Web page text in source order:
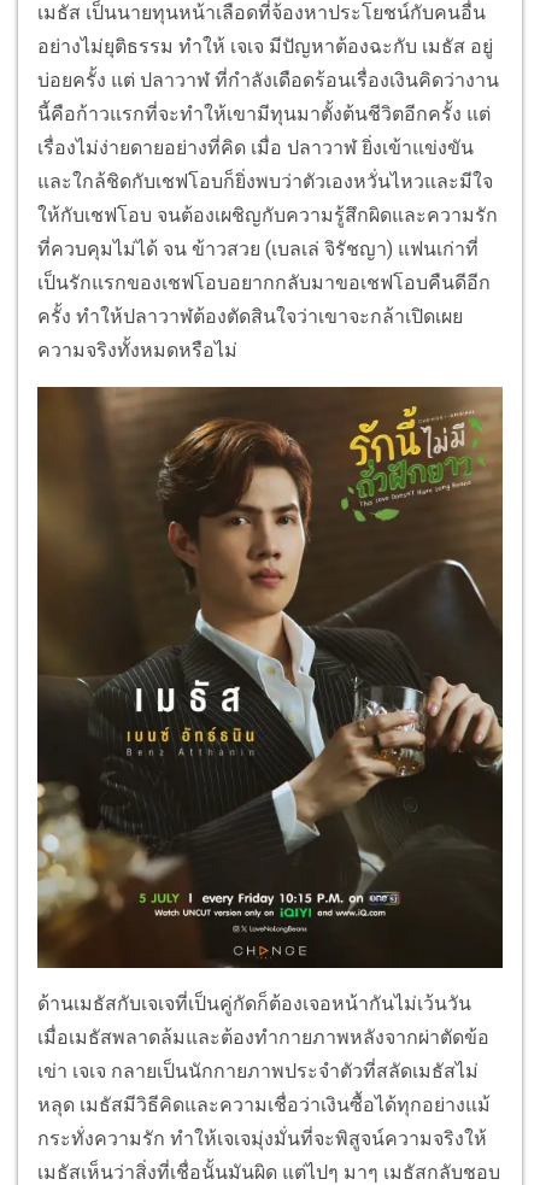
เมธัส เป็นนายทุนหน้าเลือดที่จ้องหาประโยชน์กับคนอื่น
อย่างไม่ยุติธรรม ทำให้ เจเจ มีปัญหาต้องฉะกับ เมธัส อยู่
บ่อยครั้ง แต่ ปลาวาฬ ที่กำลังเดือดร้อนเรื่องเงินคิดว่างาน
นี้คือก้าวแรกที่จะทำให้เขามีทุนมาตั้งต้นชีวิตอีกครั้ง แต่
เรื่องไม่ง่ายดายอย่างที่คิด เมื่อ ปลาวาฬ ยิ่งเข้าแข่งขัน
และใกล้ชิดกับเชฟโอบก็ยิ่งพบว่าตัวเองหวั่นไหวและมีใจ
ให้กับเชฟโอบ จนต้องเผชิญกับความรู้สึกผิดและความรัก
ที่ควบคุมไม่ได้ จน ข้าวสวย (เบลเล่ จิรัชญา) แฟนเก่าที่
เป็นรักแรกของเชฟโอบอยากกลับมาขอเชฟโอบคืนดีอีก
ครั้ง ทำให้ปลาวาฬต้องตัดสินใจว่าเขาจะกล้าเปิดเผย
ความจริงทั้งหมดหรือไม่
ด้านเมธัสกับเจเจที่เป็นคู่กัดก็ต้องเจอหน้ากันไม่เว้นวัน
เมื่อเมธัสพลาดล้มและต้องทำกายภาพหลังจากผ่าตัดข้อ
เข่า เจเจ กลายเป็นนักกายภาพประจำตัวที่สลัดเมธัสไม่
หลุด เมธัสมีวิธีคิดและความเชื่อว่าเงินซื้อได้ทุกอย่างแม้
กระทั่งความรัก ทำให้เจเจมุ่งมั่นที่จะพิสูจน์ความจริงให้
เมธัสเห็นว่าสิ่งที่เชื่อนั้นมันผิด แต่ไปๆ มาๆ เมธัสกลับชอบ